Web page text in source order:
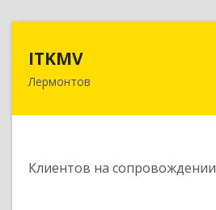
ITKMV
Лермонтов
Клиентов на сопровождении